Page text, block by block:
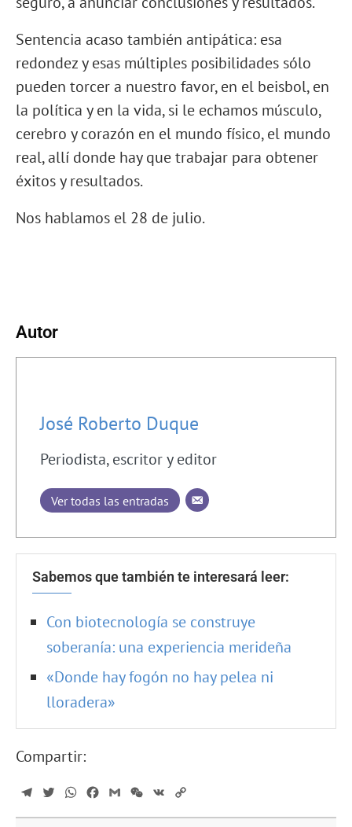
Sentencia acaso también antipática: esa
redondez y esas múltiples posibilidades sólo
pueden torcer a nuestro favor, en el beisbol, en
la política y en la vida, si le echamos músculo,
cerebro y corazón en el mundo físico, el mundo
real, allí donde hay que trabajar para obtener
éxitos y resultados.
Nos hablamos el 28 de julio.
Autor
José Roberto Duque
Periodista, escritor y editor
Ver todas las entradas
Sabemos que también te interesará leer:
Con biotecnología se construye
soberanía: una experiencia merideña
«Donde hay fogón no hay pelea ni
lloradera»
Compartir:
TelegramTwitterWhatsApp
Facebook
GmailWeChat
VK